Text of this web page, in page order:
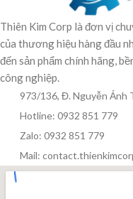
Thiên Kim Corp là đơn vị
của thương hiệu hàng đầu
đến sản phẩm chính hãng,
công nghiệp.
973/136, Đ. Nguyễn Ảnh
Hotline: 0932 851 779
Zalo: 0932 851 779
Mail: